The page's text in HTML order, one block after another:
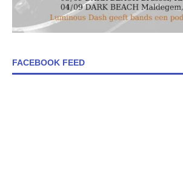
FACEBOOK FEED